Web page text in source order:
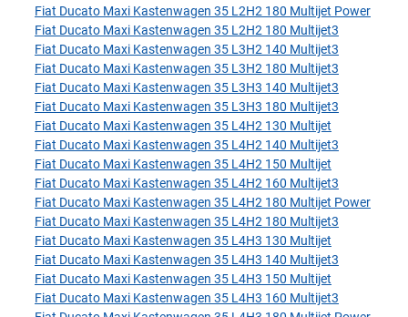
Fiat Ducato Maxi Kastenwagen 35 L2H2 180 Multijet Power
Fiat Ducato Maxi Kastenwagen 35 L2H2 180 Multijet3
Fiat Ducato Maxi Kastenwagen 35 L3H2 140 Multijet3
Fiat Ducato Maxi Kastenwagen 35 L3H2 180 Multijet3
Fiat Ducato Maxi Kastenwagen 35 L3H3 140 Multijet3
Fiat Ducato Maxi Kastenwagen 35 L3H3 180 Multijet3
Fiat Ducato Maxi Kastenwagen 35 L4H2 130 Multijet
Fiat Ducato Maxi Kastenwagen 35 L4H2 140 Multijet3
Fiat Ducato Maxi Kastenwagen 35 L4H2 150 Multijet
Fiat Ducato Maxi Kastenwagen 35 L4H2 160 Multijet3
Fiat Ducato Maxi Kastenwagen 35 L4H2 180 Multijet Power
Fiat Ducato Maxi Kastenwagen 35 L4H2 180 Multijet3
Fiat Ducato Maxi Kastenwagen 35 L4H3 130 Multijet
Fiat Ducato Maxi Kastenwagen 35 L4H3 140 Multijet3
Fiat Ducato Maxi Kastenwagen 35 L4H3 150 Multijet
Fiat Ducato Maxi Kastenwagen 35 L4H3 160 Multijet3